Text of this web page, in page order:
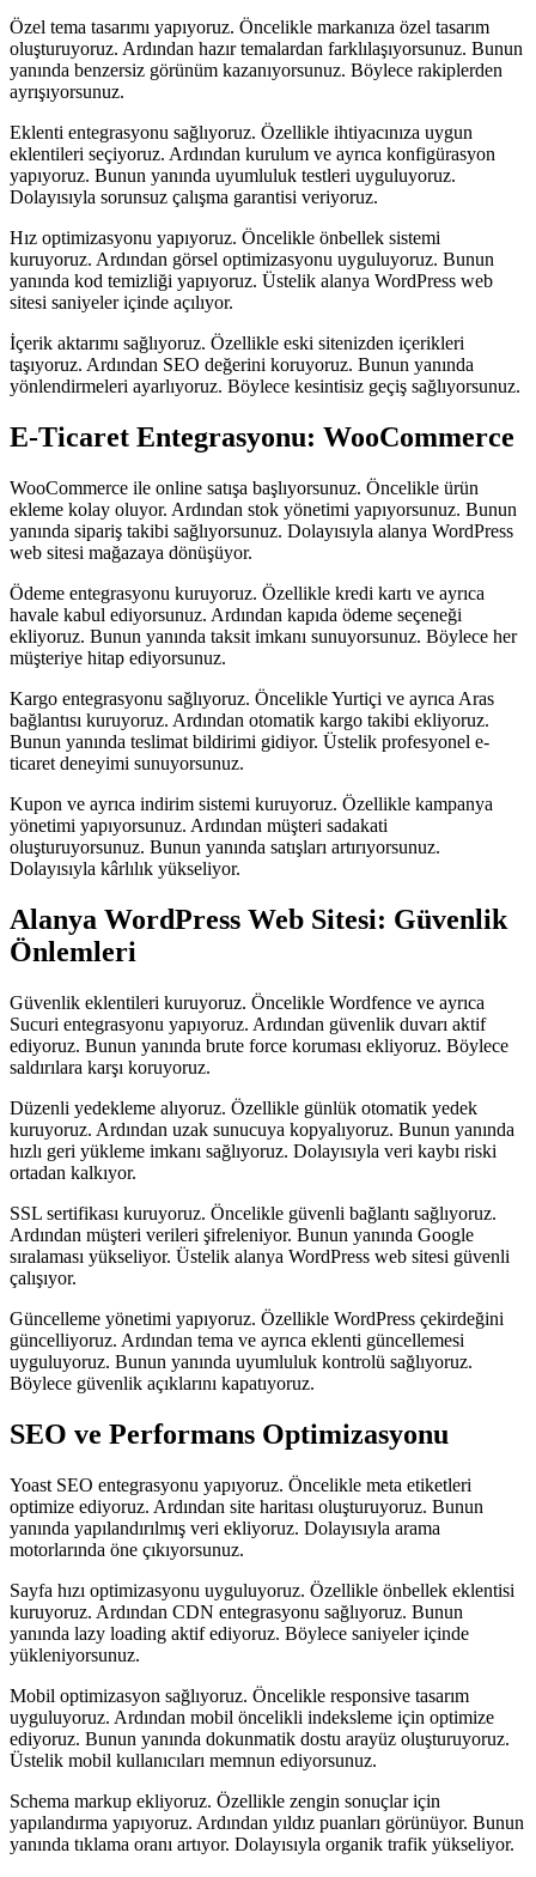
Özel tema tasarımı yapıyoruz. Öncelikle markanıza özel tasarım
oluşturuyoruz. Ardından hazır temalardan farklılaşıyorsunuz. Bunun
yanında benzersiz görünüm kazanıyorsunuz. Böylece rakiplerden
ayrışıyorsunuz.
Eklenti entegrasyonu sağlıyoruz. Özellikle ihtiyacınıza uygun
eklentileri seçiyoruz. Ardından kurulum ve ayrıca konfigürasyon
yapıyoruz. Bunun yanında uyumluluk testleri uyguluyoruz.
Dolayısıyla sorunsuz çalışma garantisi veriyoruz.
Hız optimizasyonu yapıyoruz. Öncelikle önbellek sistemi
kuruyoruz. Ardından görsel optimizasyonu uyguluyoruz. Bunun
yanında kod temizliği yapıyoruz. Üstelik alanya WordPress web
sitesi saniyeler içinde açılıyor.
İçerik aktarımı sağlıyoruz. Özellikle eski sitenizden içerikleri
taşıyoruz. Ardından SEO değerini koruyoruz. Bunun yanında
yönlendirmeleri ayarlıyoruz. Böylece kesintisiz geçiş sağlıyorsunuz.
E-Ticaret Entegrasyonu: WooCommerce
WooCommerce ile online satışa başlıyorsunuz. Öncelikle ürün
ekleme kolay oluyor. Ardından stok yönetimi yapıyorsunuz. Bunun
yanında sipariş takibi sağlıyorsunuz. Dolayısıyla alanya WordPress
web sitesi mağazaya dönüşüyor.
Ödeme entegrasyonu kuruyoruz. Özellikle kredi kartı ve ayrıca
havale kabul ediyorsunuz. Ardından kapıda ödeme seçeneği
ekliyoruz. Bunun yanında taksit imkanı sunuyorsunuz. Böylece her
müşteriye hitap ediyorsunuz.
Kargo entegrasyonu sağlıyoruz. Öncelikle Yurtiçi ve ayrıca Aras
bağlantısı kuruyoruz. Ardından otomatik kargo takibi ekliyoruz.
Bunun yanında teslimat bildirimi gidiyor. Üstelik profesyonel e-
ticaret deneyimi sunuyorsunuz.
Kupon ve ayrıca indirim sistemi kuruyoruz. Özellikle kampanya
yönetimi yapıyorsunuz. Ardından müşteri sadakati
oluşturuyorsunuz. Bunun yanında satışları artırıyorsunuz.
Dolayısıyla kârlılık yükseliyor.
Alanya WordPress Web Sitesi: Güvenlik
Önlemleri
Güvenlik eklentileri kuruyoruz. Öncelikle Wordfence ve ayrıca
Sucuri entegrasyonu yapıyoruz. Ardından güvenlik duvarı aktif
ediyoruz. Bunun yanında brute force koruması ekliyoruz. Böylece
saldırılara karşı koruyoruz.
Düzenli yedekleme alıyoruz. Özellikle günlük otomatik yedek
kuruyoruz. Ardından uzak sunucuya kopyalıyoruz. Bunun yanında
hızlı geri yükleme imkanı sağlıyoruz. Dolayısıyla veri kaybı riski
ortadan kalkıyor.
SSL sertifikası kuruyoruz. Öncelikle güvenli bağlantı sağlıyoruz.
Ardından müşteri verileri şifreleniyor. Bunun yanında Google
sıralaması yükseliyor. Üstelik alanya WordPress web sitesi güvenli
çalışıyor.
Güncelleme yönetimi yapıyoruz. Özellikle WordPress çekirdeğini
güncelliyoruz. Ardından tema ve ayrıca eklenti güncellemesi
uyguluyoruz. Bunun yanında uyumluluk kontrolü sağlıyoruz.
Böylece güvenlik açıklarını kapatıyoruz.
SEO ve Performans Optimizasyonu
Yoast SEO entegrasyonu yapıyoruz. Öncelikle meta etiketleri
optimize ediyoruz. Ardından site haritası oluşturuyoruz. Bunun
yanında yapılandırılmış veri ekliyoruz. Dolayısıyla arama
motorlarında öne çıkıyorsunuz.
Sayfa hızı optimizasyonu uyguluyoruz. Özellikle önbellek eklentisi
kuruyoruz. Ardından CDN entegrasyonu sağlıyoruz. Bunun
yanında lazy loading aktif ediyoruz. Böylece saniyeler içinde
yükleniyorsunuz.
Mobil optimizasyon sağlıyoruz. Öncelikle responsive tasarım
uyguluyoruz. Ardından mobil öncelikli indeksleme için optimize
ediyoruz. Bunun yanında dokunmatik dostu arayüz oluşturuyoruz.
Üstelik mobil kullanıcıları memnun ediyorsunuz.
Schema markup ekliyoruz. Özellikle zengin sonuçlar için
yapılandırma yapıyoruz. Ardından yıldız puanları görünüyor. Bunun
yanında tıklama oranı artıyor. Dolayısıyla organik trafik yükseliyor.